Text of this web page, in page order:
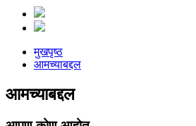
मुखपृष्ठ
आमच्याबद्दल
आमच्याबद्दल